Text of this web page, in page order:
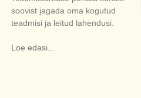
soovist jagada oma kogutud
teadmisi ja leitud lahendusi.
Loe edasi...